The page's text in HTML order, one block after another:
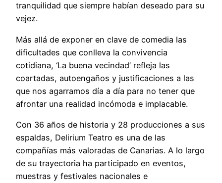
tranquilidad que siempre habían deseado para su
vejez.
Más allá de exponer en clave de comedia las
dificultades que conlleva la convivencia
cotidiana, ‘La buena vecindad’ refleja las
coartadas, autoengaños y justificaciones a las
que nos agarramos día a día para no tener que
afrontar una realidad incómoda e implacable.
Con 36 años de historia y 28 producciones a sus
espaldas, Delirium Teatro es una de las
compañías más valoradas de Canarias. A lo largo
de su trayectoria ha participado en eventos,
muestras y festivales nacionales e